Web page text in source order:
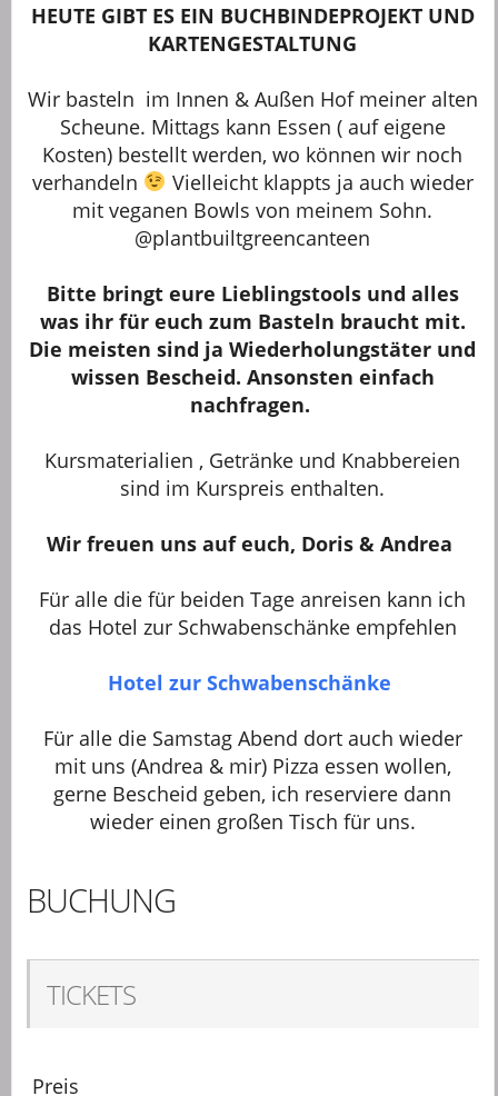
HEUTE GIBT ES EIN BUCHBINDEPROJEKT UND
KARTENGESTALTUNG
Wir basteln im Innen & Außen Hof meiner alten
Scheune. Mittags kann Essen ( auf eigene
Kosten) bestellt werden, wo können wir noch
verhandeln
Vielleicht klappts ja auch wieder
mit veganen Bowls von meinem Sohn.
@plantbuiltgreencanteen
Bitte bringt eure Lieblingstools und alles
was ihr für euch zum Basteln braucht mit.
Die meisten sind ja Wiederholungstäter und
wissen Bescheid. Ansonsten einfach
nachfragen.
Kursmaterialien , Getränke und Knabbereien
sind im Kurspreis enthalten.
Wir freuen uns auf euch, Doris & Andrea
Für alle die für beiden Tage anreisen kann ich
das Hotel zur Schwabenschänke empfehlen
Hotel zur Schwabenschänke
Für alle die Samstag Abend dort auch wieder
mit uns (Andrea & mir) Pizza essen wollen,
gerne Bescheid geben, ich reserviere dann
wieder einen großen Tisch für uns.
BUCHUNG
TICKETS
Preis